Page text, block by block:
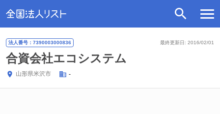
最終更新日: 2016/02/01
法人番号：7390003000836
合資会社エコシステム
山形県米沢市 -